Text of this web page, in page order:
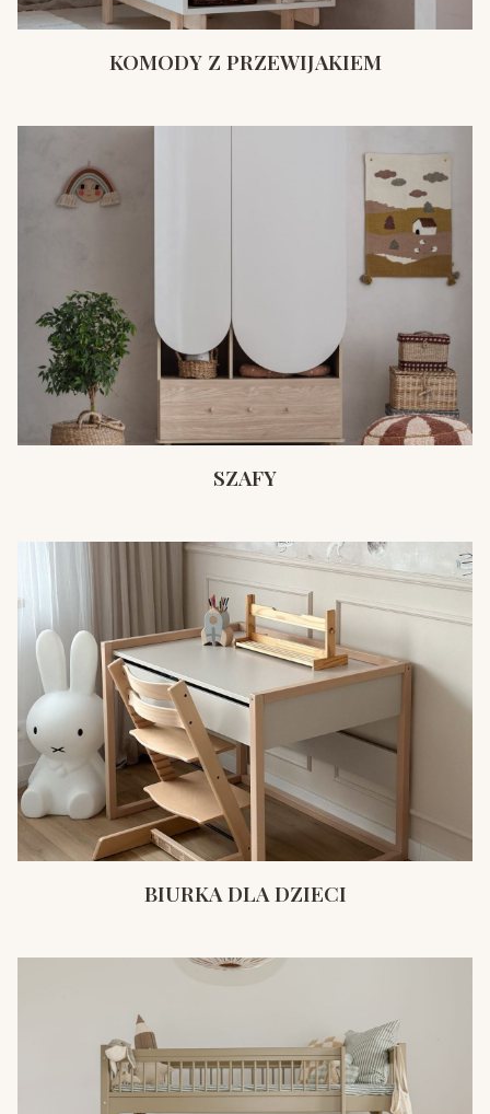
KOMODY Z PRZEWIJAKIEM
SZAFY
BIURKA DLA DZIECI